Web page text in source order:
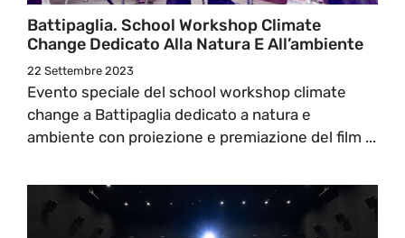
Battipaglia. School Workshop Climate
Change Dedicato Alla Natura E All’ambiente
22 Settembre 2023
Evento speciale del school workshop climate
change a Battipaglia dedicato a natura e
ambiente con proiezione e premiazione del film ...